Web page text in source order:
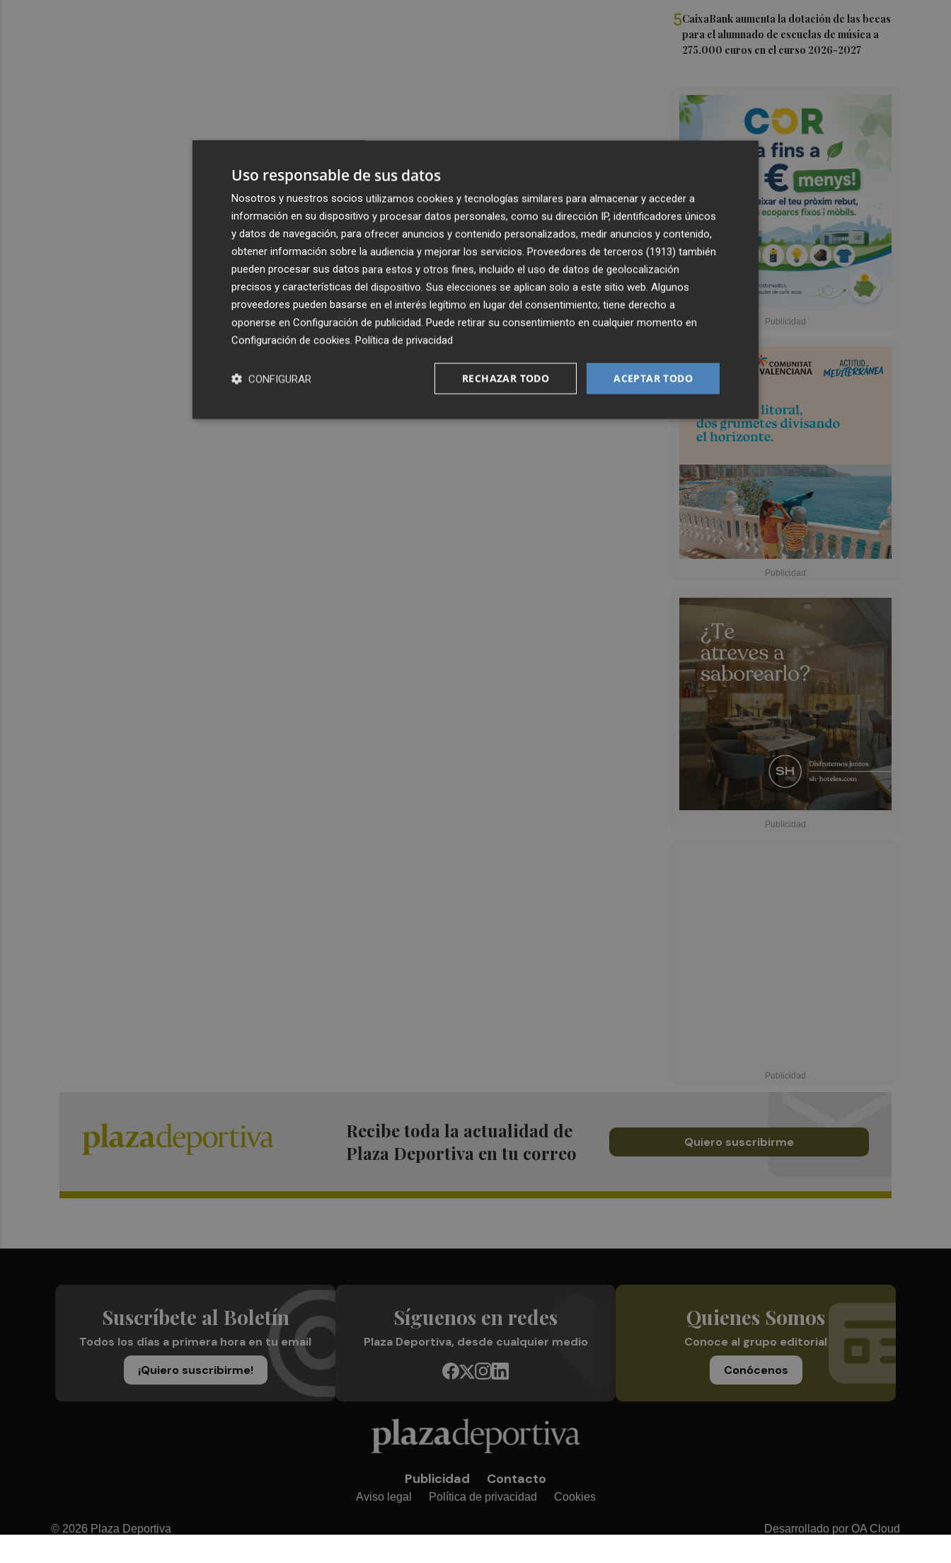
5CaixaBank aumenta la dotación de las becas
para el alumnado de escuelas de música a
275.000 euros en el curso 2026-2027
Recibe toda la actualidad de
Plaza Deportiva en tu correo
Quiero suscribirme
Suscríbete al Boletín
Todos los días a primera hora en tu email
¡Quiero suscribirme!
Síguenos en redes
Plaza Deportiva, desde cualquier medio
Quienes Somos
Conoce al grupo editorial
Conócenos
Publicidad Contacto
Aviso legal Política de privacidad Cookies
© 2026 Plaza Deportiva Desarrollado por OA Cloud
Uso responsable de sus datos
Nosotros y nuestros socios utilizamos cookies y tecnologías similares para almacenar y acceder a
información en su dispositivo y procesar datos personales, como su dirección IP, identificadores únicos
y datos de navegación, para ofrecer anuncios y contenido personalizados, medir anuncios y contenido,
obtener información sobre la audiencia y mejorar los servicios. Proveedores de terceros (1913) también
pueden procesar sus datos para estos y otros fines, incluido el uso de datos de geolocalización
precisos y características del dispositivo. Sus elecciones se aplican solo a este sitio web. Algunos
proveedores pueden basarse en el interés legítimo en lugar del consentimiento; tiene derecho a
oponerse en Configuración de publicidad. Puede retirar su consentimiento en cualquier momento en
Configuración de cookies. Política de privacidad
ACEPTAR TODO
RECHAZAR TODO
CONFIGURAR